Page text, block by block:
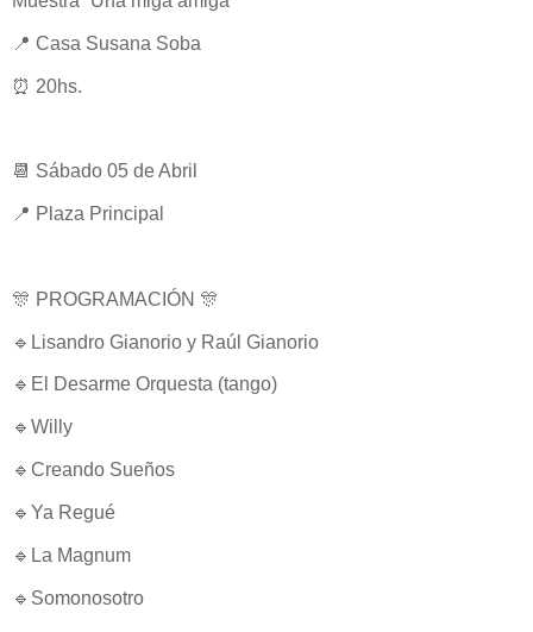
📍 Casa Susana Soba
⏰ 20hs.
📆 Sábado 05 de Abril
📍 Plaza Principal
🎊 PROGRAMACIÓN 🎊
🔹Lisandro Gianorio y Raúl Gianorio
🔹El Desarme Orquesta (tango)
🔹Willy
🔹Creando Sueños
🔹Ya Regué
🔹La Magnum
🔹Somonosotro